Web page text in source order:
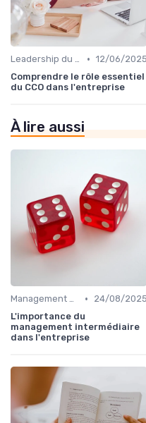
Leadership du directeur commercial • 12/06/2025
Comprendre le rôle essentiel
du CCO dans l'entreprise
À lire aussi
Management des équipes commerciales •
24/08/2025
L'importance du
management intermédiaire
dans l'entreprise